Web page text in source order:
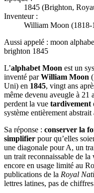
1845 (Brighton,
Inventeur :
William Moon (1818-
Aussi appelé : moon
brighton 1845
L’alphabet Moon est un
inventé parWilliam Moon
Uni) en 1845, vingt ans
même devenu aveugle à 21
perdent la vue tardivement
système entièrement
Sa réponse : conserver la
simplifier pour qu’elles
une diagonale pour A, un
un trait reconnaissable de
encore en usage limité au
publications de la Royal
lettres latines, pas de